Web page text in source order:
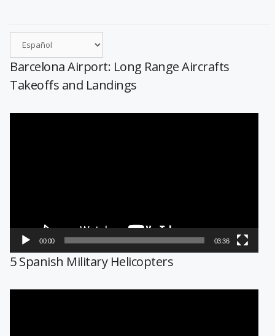
Barcelona Airport: Long Range Aircrafts
Takeoffs and Landings
00:00 03:36
5 Spanish Military Helicopters